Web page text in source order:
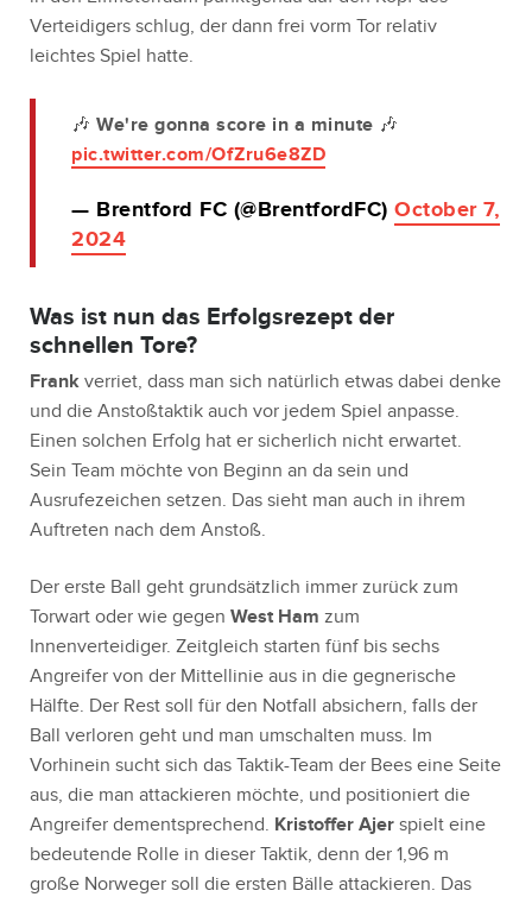
Verteidigers schlug, der dann frei vorm Tor relativ
leichtes Spiel hatte.
🎶 We're gonna score in a minute 🎶
pic.twitter.com/OfZru6e8ZD
— Brentford FC (@BrentfordFC) October 7,
2024
Was ist nun das Erfolgsrezept der
schnellen Tore?
Frank verriet, dass man sich natürlich etwas dabei denke
und die Anstoßtaktik auch vor jedem Spiel anpasse.
Einen solchen Erfolg hat er sicherlich nicht erwartet.
Sein Team möchte von Beginn an da sein und
Ausrufezeichen setzen. Das sieht man auch in ihrem
Auftreten nach dem Anstoß.
Der erste Ball geht grundsätzlich immer zurück zum
Torwart oder wie gegen West Ham zum
Innenverteidiger. Zeitgleich starten fünf bis sechs
Angreifer von der Mittellinie aus in die gegnerische
Hälfte. Der Rest soll für den Notfall absichern, falls der
Ball verloren geht und man umschalten muss. Im
Vorhinein sucht sich das Taktik-Team der Bees eine Seite
aus, die man attackieren möchte, und positioniert die
Angreifer dementsprechend. Kristoffer Ajer spielt eine
bedeutende Rolle in dieser Taktik, denn der 1,96 m
große Norweger soll die ersten Bälle attackieren. Das